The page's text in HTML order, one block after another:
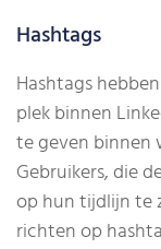
Hashtags
Hashtags
plek binnen
te geven binnen
Gebruikers, die
op hun tijdlijn te
richten op